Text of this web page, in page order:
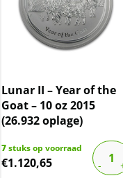
Lunar II – Year of the
Goat – 10 oz 2015
(26.932 oplage)
7stuks op voorraad
€1.120,65